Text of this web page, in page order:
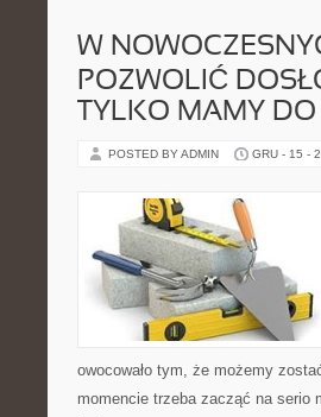
W
POZWOLIĆ
TYLKO MAMY
POSTED BY ADMIN GRU - 15 -
owocowało tym, że możemy
momencie trzeba zacząć na serio